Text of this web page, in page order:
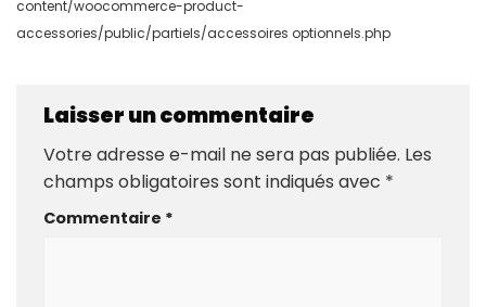
content/woocommerce-product-
accessories/public/partiels/accessoires optionnels.php
Laisser un commentaire
Votre adresse e-mail ne sera pas publiée. Les
champs obligatoires sont indiqués avec *
Commentaire *